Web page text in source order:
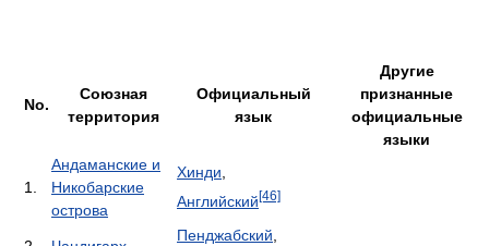
No.
Союзная
территория
Официальный
язык
Другие
признанные
официальные
языки
1.
Андаманские и
Никобарские
острова
Хинди
Английский[46]
Пенджабский